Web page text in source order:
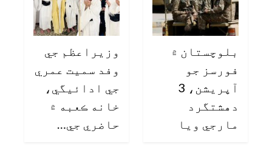
بلوچستان ۾
فورسز جو
آپريشن، 3
دهشتگرد
مارجي ويا
وزيراعظم جي
وفد سميت عمري
جي ادائيگي،
خانه ڪعبه ۾
حاضري جي…